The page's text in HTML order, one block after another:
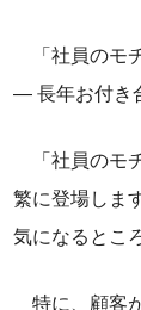
「社員のモ
― 長年お付き
「社員の
繁に登場しま
気になるとこ
特に、顧客